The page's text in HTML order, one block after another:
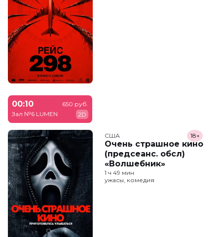
00:10
Зал №6 LUMEN
650 руб.
2D
США
Очень страшное кино
(предсеанс. обсл)
«Волшебник»
18+
1 ч 49 мин
ужасы, комедия